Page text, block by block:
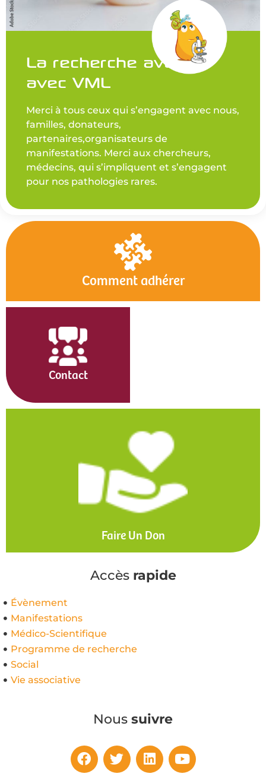
La recherche avance
avec VML
Merci à tous ceux qui s’engagent avec nous,
familles, donateurs,
partenaires,organisateurs de
manifestations. Merci aux chercheurs,
médecins, qui s’impliquent et s’engagent
pour nos pathologies rares.
Comment adhérer
Contact
Faire Un Don
Accès rapide
Évènement
Manifestations
Médico-Scientifique
Programme de recherche
Social
Vie associative
Nous suivre